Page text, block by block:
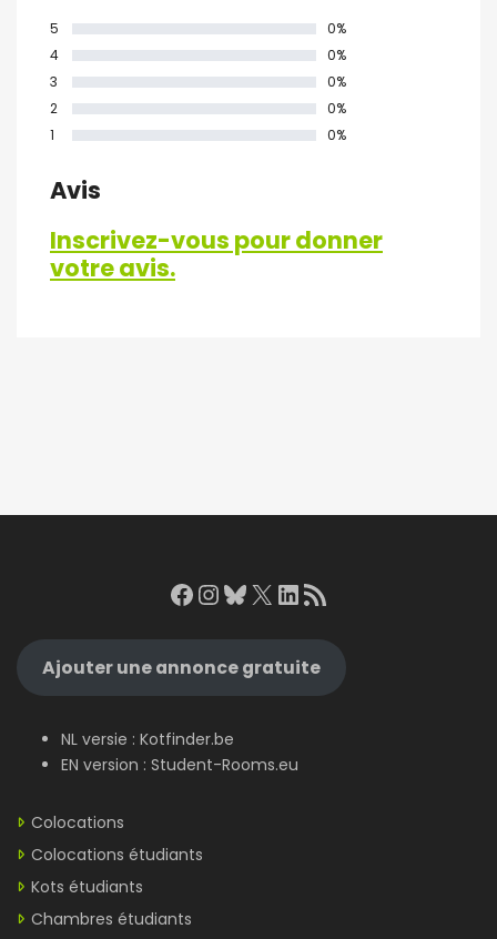
5
0%
4
0%
3
0%
2
0%
1
0%
Avis
Inscrivez-vous pour donner
votre avis.
Facebook
Instagram
Bluesky
X LinkedIn
RSS Feed
Ajouter une annonce gratuite
NL versie : Kotfinder.be
EN version : Student-Rooms.eu
Colocations
Colocations étudiants
Kots étudiants
Chambres étudiants